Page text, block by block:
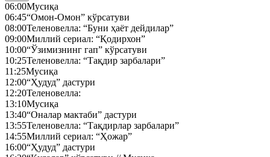
06:00Мусиқа
06:45“Омон-Омон” кўрсатуви
08:00Теленовелла: “Буни ҳаёт дейдилар”
09:00Миллий сериал: “Қодирхон”
10:00“Ўзимизнинг гап” кўрсатуви
10:25Теленовелла: “Тақдир зарбалари”
11:25Мусиқа
12:00“Ҳудуд” дастури
12:20Теленовелла:
13:10Мусиқа
13:40“Оналар мактаби” дастури
13:55Теленовелла: “Тақдирлар зарбалари”
14:55Миллий сериал: “Ҳожар”
16:00“Ҳудуд” дастури